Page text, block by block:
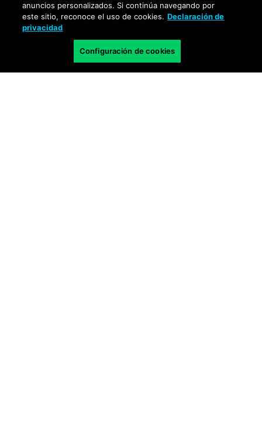
anuncios personalizados. Si continúa navegando por
este sitio, reconoce el uso de cookies. Declaración de
privacidad
Configuración de cookies